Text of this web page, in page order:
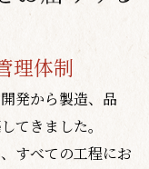
理体制
発から製造、品
てきました。
すべての工程にお